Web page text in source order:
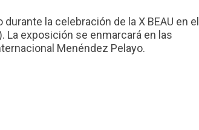
la celebración de la X BEAU en el
La exposición se enmarcará en las
Menéndez Pelayo.